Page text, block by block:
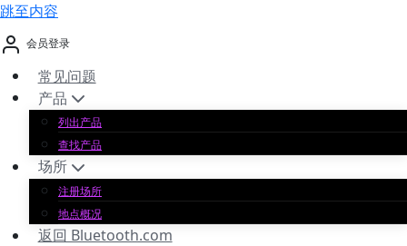
跳至内容
会员登录
常见问题
产品
列出产品
查找产品
场所
注册场所
地点概况
返回 Bluetooth.com